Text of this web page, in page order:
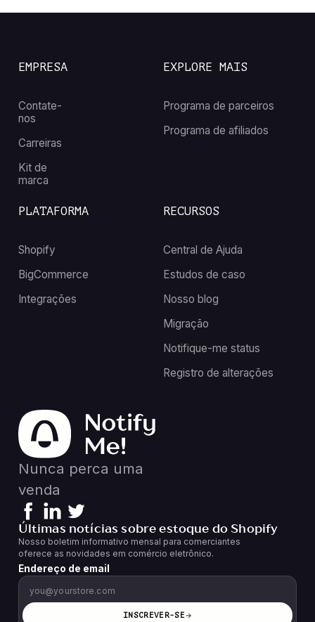
EMPRESA
Contate-
nos
Carreiras
Kit de
marca
RECURSOS
Central de Ajuda
Estudos de caso
Nosso blog
Migração
Notifique-me status
Registro de alterações
EXPLORE MAIS
Programa de parceiros
Programa de afiliados
PLATAFORMA
Shopify
BigCommerce
Integrações
Nunca perca uma
venda
Últimas notícias sobre estoque do Shopify
Nosso boletim informativo mensal para comerciantes
oferece as novidades em comércio eletrônico.
Endereço de email
INSCREVER-SE